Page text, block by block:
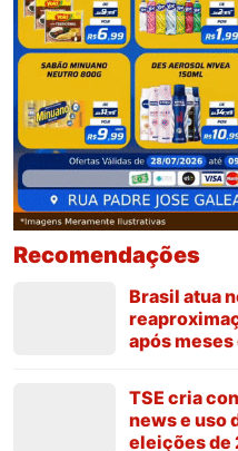
Recomendações
Brasil atua
após
TSE cria
news e uso
eleições de